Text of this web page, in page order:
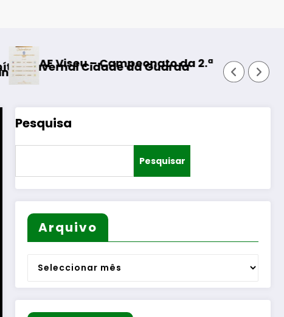
Cidade da Guarda
– Campeonato da 2.ª Divisão Distrital –Fornos
Pesquisa
Pesquisar
Arquivo
Arquivo